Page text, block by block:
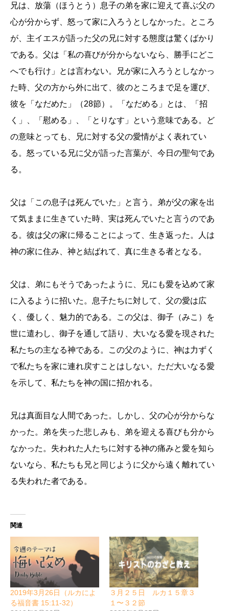
兄は、放蕩（ほうとう）息子の弟を家に迎えて喜ぶ父の
心が分からず、怒って家に入ろうと しなかった。ところ
が、主イエスが語った父の兄に対する態度は驚くばかり
である。父は「私の喜びが分からないなら、勝手に どこ
へでも行け」とは言わない。 兄が家に入ろうと しなかっ
た時、父の方から外に出て、彼のところまで足を運び、
彼を「なだめた」（28節）。「なだめる」とは、「招
く」、「慰める」、「とりなす」という意味である。ど
の意味とっても、兄に対する父の愛情がよく表れてい
る。怒っている兄に父が語った言葉が、今日の聖句であ
る。
父は「この息子は死んでいた」と言う 。
弟が父の家を出
て気ままに生きていた時、実は死んでいたと言うのであ
る。彼は父の家に帰ることによって、生き返った。人は
神の家に住み、神と結ばれて、真に生きる者となる。
父は、弟にもそうであったように、兄にも愛を込めて家
に入るように招いた。息子たちに対して、父の愛は広
く、優しく、魅力的である。この父は、御子（みこ）を
世に遣わし、御子を通して語り、大いなる愛を現された
私たちの主なる神である 。
この父のように、神は力ずく
で私たちを家に連れ戻すことはしない。ただ大いなる愛
を示して、私たちを神の国に招かれる。
兄は真面目な人間であった 。
しかし、父の心が分からな
かった。弟を失った悲しみも、弟を迎える喜びも分から
なかった 。 失われた人たちに対する神の痛みと愛を知ら
ないなら、私たちも兄と同じように父から遠く離れてい
る失われた者である。
関連
2019年3月26日（ルカによ
る福音書 15:11-32）
３月２５日 ルカ１５章３
１〜３２節